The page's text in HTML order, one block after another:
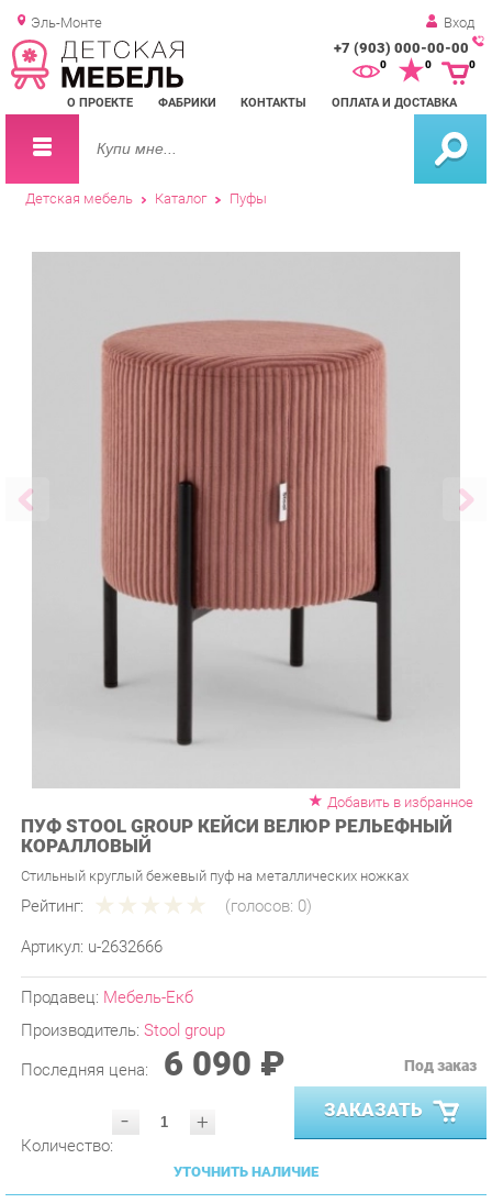
Эль-Монте Вход
+7 (903) 000-00-00
О ПРОЕКТЕ ФАБРИКИ КОНТАКТЫ ОПЛАТА И ДОСТАВКА
0 0
Детская мебель Каталог Пуфы
ПУФ STOOL GROUP КЕЙСИ ВЕЛЮР РЕЛЬЕФНЫЙ
Стильный круглый бежевый пуф на металлических ножках
Рейтинг: (голосов:0)
Артикул: u-2632666
Продавец: Мебель-Екб
Производитель:
Stool group
Последняя цена: 6 090 ₽
- +
ЗАКАЗАТЬ
УТОЧНИТЬ НАЛИЧИЕ
ПРИГЛАСИТЬ ЗАМЕРЩИКА